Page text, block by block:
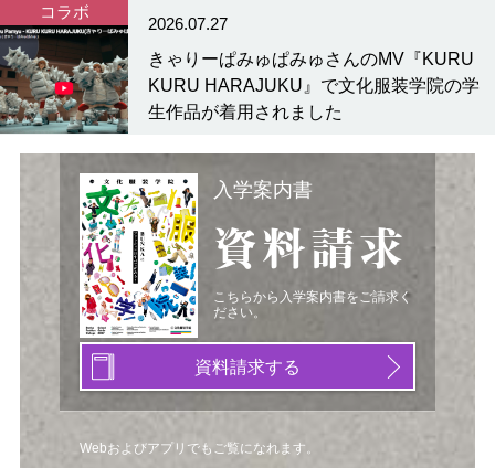
コラボ
2026.07.27
きゃりーぱみゅぱみゅさんのMV『KURU
KURU HARAJUKU』で文化服装学院の学
生作品が着用されました
入学案内書
資料請求
こちらから入学案内書をご請求く
ださい。
資料請求する
Webおよびアプリでもご覧になれます。